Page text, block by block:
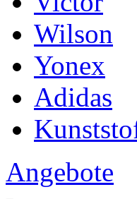
Wilson
Yonex
Adidas
Angebote